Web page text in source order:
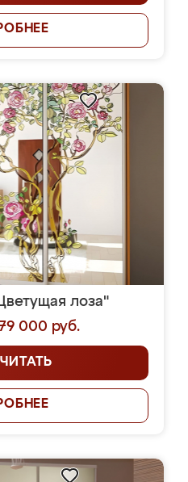
лоза"
000 руб.